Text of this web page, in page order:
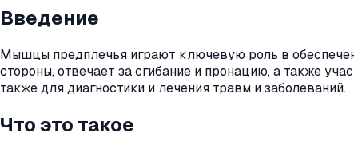
Введение
Мышцы предплечья играют ключевую роль в
стороны, отвечает за сгибание и пронацию, а также
также для диагностики и лечения травм и заболеваний.
Что это такое